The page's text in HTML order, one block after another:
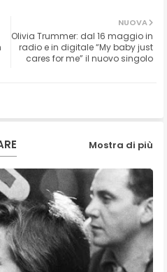
ter ats
NUOVA
Olivia Trummer: dal 16 maggio in
radio e in digitale “My baby just
cares for me” il nuovo singolo
Mostra di più